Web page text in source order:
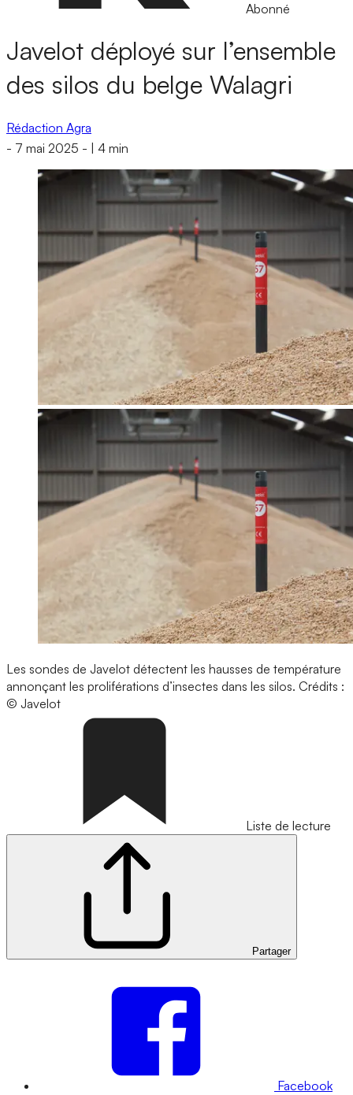
Abonné
Javelot déployé sur l’ensemble
des silos du belge Walagri
Rédaction Agra
- 7 mai 2025 - 4 min
Les sondes de Javelot détectent les hausses de température
annonçant les proliférations d’insectes dans les silos. Crédits :
© Javelot
Liste de lecture
Partager
Facebook